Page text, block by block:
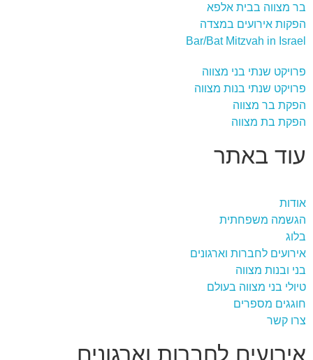
בר מצווה בבית אלפא
הפקות אירועים במצדה
Bar/Bat Mitzvah in Israel
פרויקט שנתי בני מצווה
פרויקט שנתי בנות מצווה
הפקת בר מצווה
הפקת בת מצווה
עוד באתר
אודות
הגשמה משפחתית
בלוג
אירועים לחברות וארגונים
בני ובנות מצווה
טיולי בני מצווה בעולם
חוגגים מספרים
צרו קשר
אירועים לחברות וארגונים